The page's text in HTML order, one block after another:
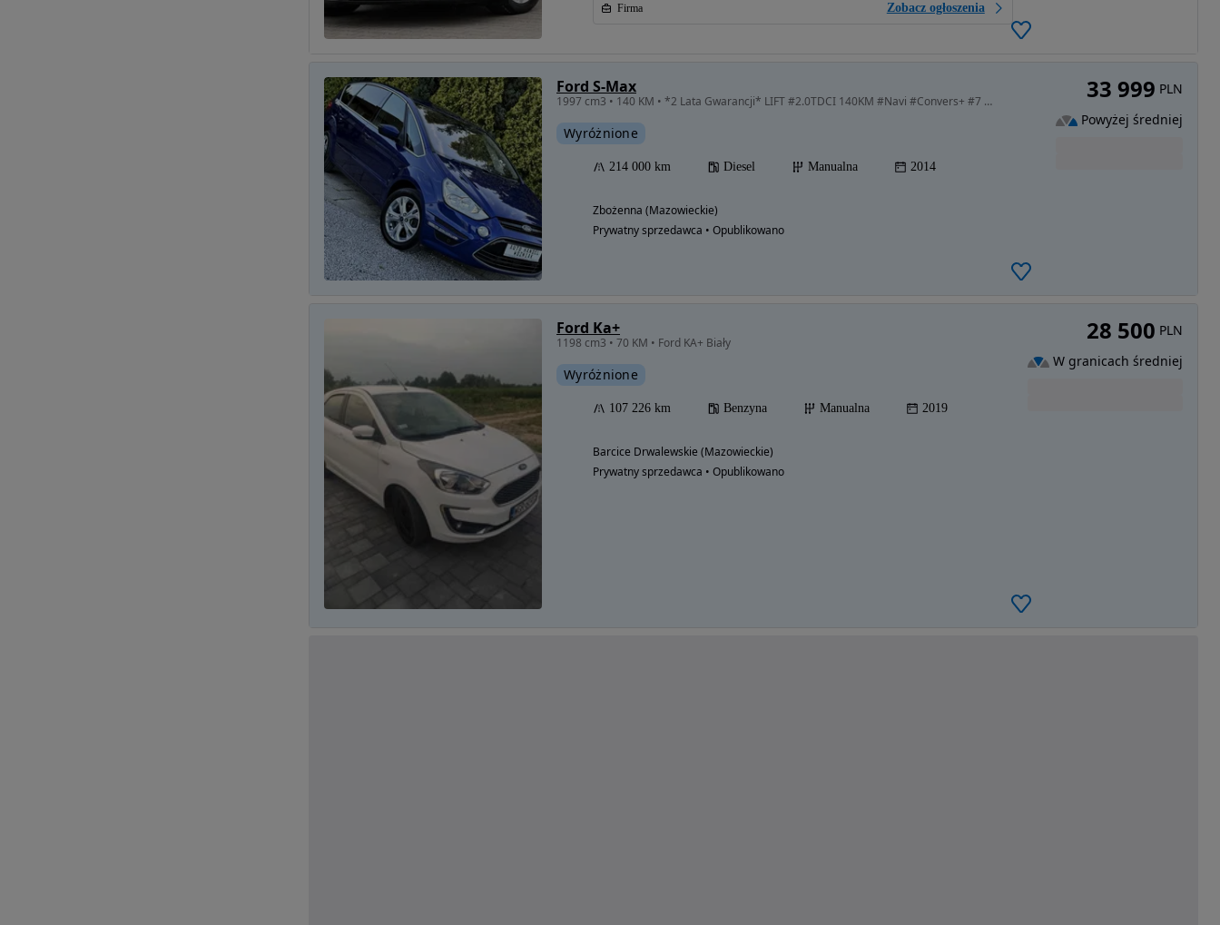
Firma Zobacz ogłoszenia
Ford S-Max
1997 cm3 • 140 KM • *2 Lata Gwarancji* LIFT #2.0TDCI 140KM #Navi #Convers+ #7 Foteli #HAK
Wyróżnione
214 000 km Diesel Manualna 2014
Zbożenna (Mazowieckie)
Prywatny sprzedawca • Opublikowano
33 999 PLN
Powyżej średniej
Ford Ka+
1198 cm3 • 70 KM • Ford KA+ Biały
Wyróżnione
107 226 km Benzyna Manualna 2019
Barcice Drwalewskie (Mazowieckie)
Prywatny sprzedawca • Opublikowano
28 500 PLN
W granicach średniej